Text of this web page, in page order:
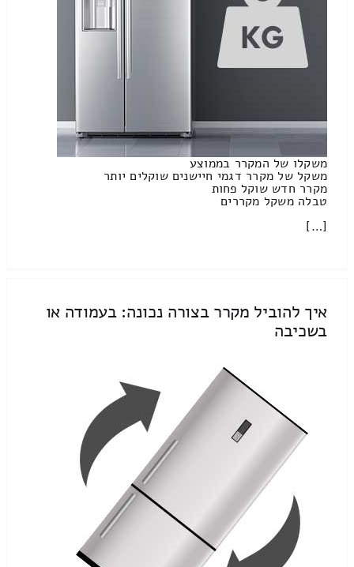
משקלו של המקרר בממוצע
משקל של מקרר דגמי חיישנים שוקלים יותר
מקרר חדש שוקל פחות
טבלה משקל מקררים
[…]
איך להוביל מקרר בצורה נכונה: בעמודה או
בשכיבה